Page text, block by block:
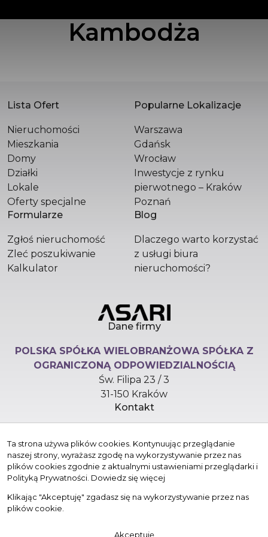
POLSKA SPÓŁKA WIELOBRANŻOWA SPÓŁKA
Z OGRANICZONĄ ODPOWIEDZIALNOŚCIĄ
Kambodża
Lista Ofert
Nieruchomości
Mieszkania
Domy
Działki
Lokale
Oferty specjalne
Popularne Lokalizacje
Warszawa
Gdańsk
Wrocław
Inwestycje z rynku
pierwotnego – Kraków
Poznań
Formularze
Zgłoś nieruchomość
Zleć poszukiwanie
Kalkulator
Blog
Dlaczego warto korzystać
z usługi biura
nieruchomości?
Dane firmy
POLSKA SPÓŁKA WIELOBRANŻOWA SPÓŁKA Z
OGRANICZONĄ ODPOWIEDZIALNOŚCIĄ
Św. Filipa 23 / 3
31-150 Kraków
Kontakt
+48 510 296 799
Znajdziesz nas tu
© 2026 Wszystkie prawa zastrzeżone | Program dla biur
Ta strona używa plików cookies. Kontynuując przeglądanie
naszej strony, wyrażasz zgodę na wykorzystywanie przez nas
plików cookies zgodnie z aktualnymi ustawieniami przeglądarki i
Polityką Prywatności. Dowiedz się więcej
Klikając "Akceptuję" zgadasz się na wykorzystywanie przez nas
plików cookie.
Akceptuję